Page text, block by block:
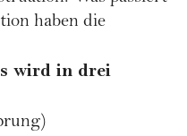
haben die
wird in drei